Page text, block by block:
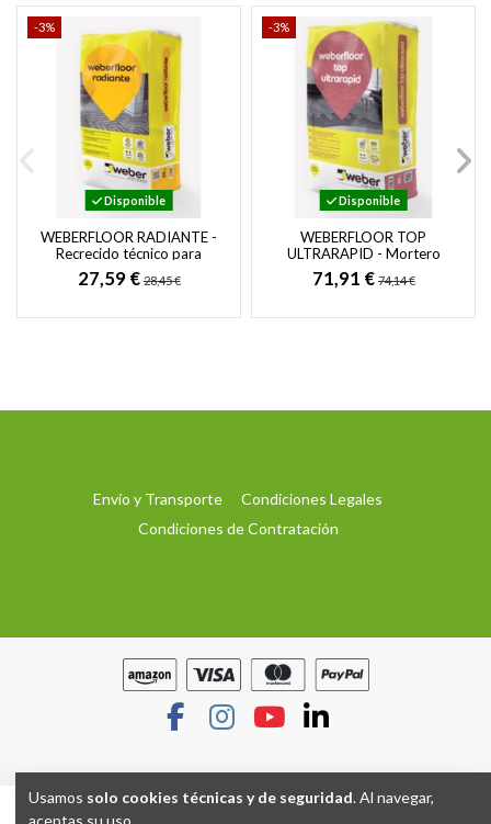
-3%
Disponible
WEBERFLOOR RADIANTE -
Recrecido técnico para
suelos con sistema de
calefacción radiante
27,59 € 28,45 €
-3%
Disponible
WEBERFLOOR TOP
ULTRARAPID - Mortero
autonivelante para el
alisado y regularización de...
71,91 € 74,14 €
Envío y Transporte
Condiciones Legales
Condiciones de Contratación
Usamos solo cookies técnicas y de seguridad. Al navegar,
aceptas su uso.